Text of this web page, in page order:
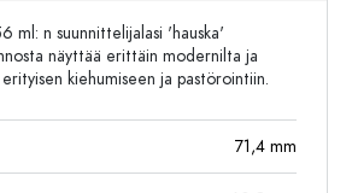
ml: n suunnittelijalasi 'hauska'
näyttää erittäin modernilta ja
kiehumiseen ja pastörointiin.
71,4 mm